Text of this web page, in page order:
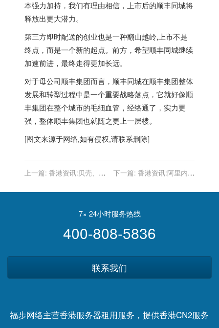
本强力加持，我们有理由相信，上市后的顺丰同城将
释放出更大潜力。
第三方即时配送的创业也是一种翻山越岭,上市不是
终点，而是一个新的起点。前方，希望顺丰同城继续
加速前进，最终走得更加长远。
对于母公司顺丰集团而言，顺丰同城在顺丰集团整体
发展和转型过程中是一个重要战略落点，它就好像顺
丰集团在整个城市的毛细血管，经络通了，实力更
强，整体顺丰集团也就随之更上一层楼。
[图文来源于网络,如有侵权,请联系删除]
上一篇: 香港资讯:贝壳、安
弈
下一篇: 香港资讯:阿里内部
天全薪陪伴假
7× 24小时服务热线
400-808-5836
联系我们
福步网络主营香港服务器租用服务，提供香港CN2服务